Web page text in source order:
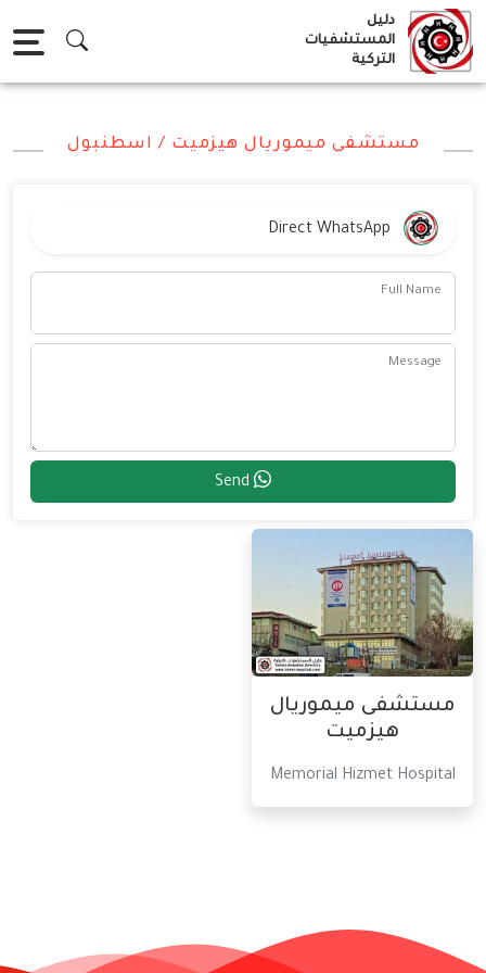
Skip
content
دليل
المستشفيات
التركية
مستشفى ميموريال هيزميت / اسطنبول
Full Name
Message
مستشفى ميموريال
هيزميت
Memorial Hizmet Hospital